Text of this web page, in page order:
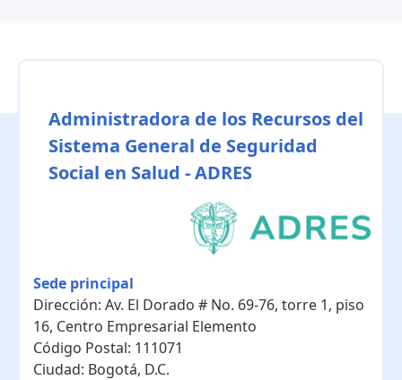
Administradora de los Recursos del
Sistema General de Seguridad
Social en Salud - ADRES
Sede principal
Dirección: Av. El Dorado # No. 69-76, torre 1, piso
16, Centro Empresarial Elemento
Código Postal: 111071
Ciudad: Bogotá, D.C.